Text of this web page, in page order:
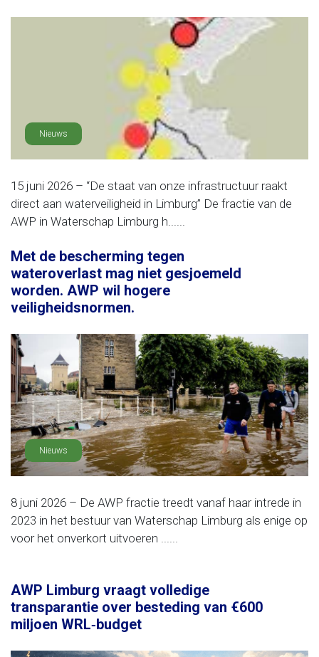
Nieuws
15 juni 2026 – “De staat van onze infrastructuur raakt
direct aan waterveiligheid in Limburg” De fractie van de
AWP in Waterschap Limburg h......
Met de bescherming tegen
wateroverlast mag niet gesjoemeld
worden. AWP wil hogere
veiligheidsnormen.
Nieuws
8 juni 2026 – De AWP fractie treedt vanaf haar intrede in
2023 in het bestuur van Waterschap Limburg als enige op
voor het onverkort uitvoeren ......
AWP Limburg vraagt volledige
transparantie over besteding van €600
miljoen WRL‑budget